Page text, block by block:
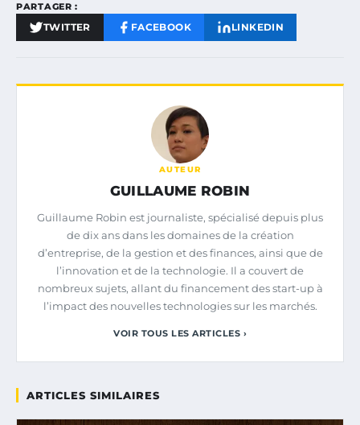
PARTAGER :
TWITTER FACEBOOK LINKEDIN
AUTEUR
GUILLAUME ROBIN
Guillaume Robin est journaliste, spécialisé depuis plus
de dix ans dans les domaines de la création
d’entreprise, de la gestion et des finances, ainsi que de
l’innovation et de la technologie. Il a couvert de
nombreux sujets, allant du financement des start-up à
l’impact des nouvelles technologies sur les marchés.
VOIR TOUS LES ARTICLES ›
ARTICLES SIMILAIRES